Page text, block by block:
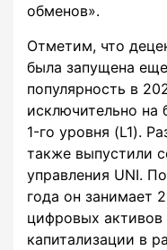
обменов».
Отметим, что
была запущена
популярность в
исключительно на
1-го уровня (L1).
также выпустили
управления UNI.
года он занимает
цифровых активов
капитализации в